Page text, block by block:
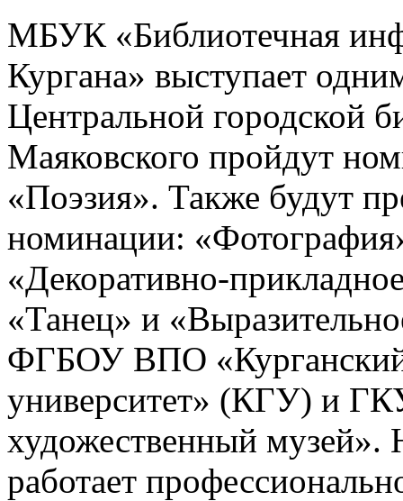
МБУК «Библиотечная
Кургана» выступает
Центральной городской
Маяковского пройдут
«Поэзия». Также будут
номинации:
«Декоративно-
«Танец» и
ФГБОУ ВПО «Курганский
университет» (КГУ) и
художественный музей».
работает